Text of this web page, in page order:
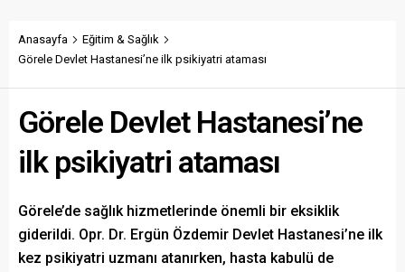
savundu.
Anasayfa
Eğitim & Sağlık
Görele Devlet Hastanesi’ne ilk psikiyatri ataması
Görele Devlet Hastanesi’ne
ilk psikiyatri ataması
Görele’de sağlık hizmetlerinde önemli bir eksiklik
giderildi. Opr. Dr. Ergün Özdemir Devlet Hastanesi’ne ilk
kez psikiyatri uzmanı atanırken, hasta kabulü de